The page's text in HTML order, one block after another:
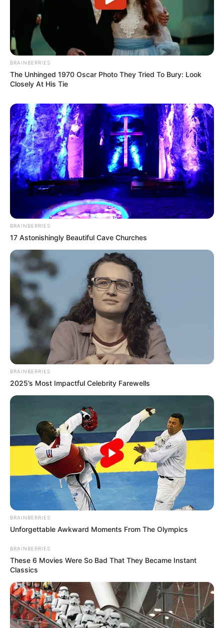
BRAINBERRIES
The Unhinged 1970 Oscar Photo They Tried To Bury: Look
Closely At His Tie
BRAINBERRIES
17 Astonishingly Beautiful Cave Churches
BRAINBERRIES
2025’s Most Impactful Celebrity Farewells
BRAINBERRIES
Unforgettable Awkward Moments From The Olympics
BRAINBERRIES
These 6 Movies Were So Bad That They Became Instant
Classics